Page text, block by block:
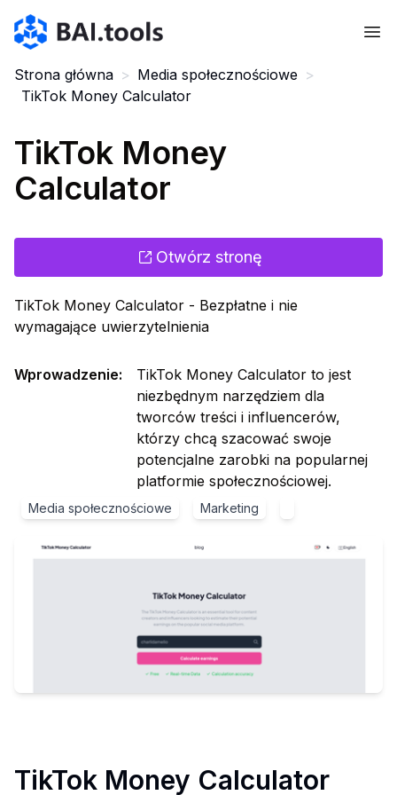
Bai.tools
Strona główna > Media społecznościowe >
TikTok Money Calculator
TikTok Money
Calculator
Otwórz stronę
TikTok Money Calculator - Bezpłatne i nie
wymagające uwierzytelnienia
Wprowadzenie:
TikTok Money Calculator to jest
niezbędnym narzędziem dla
tworców treści i influencerów,
którzy chcą szacować swoje
potencjalne zarobki na popularnej
platformie społecznościowej.
Media społecznościowe Marketing
TikTok Money Calculator